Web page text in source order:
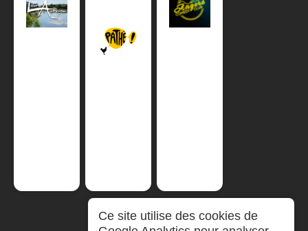
Ce site utilise des cookies de